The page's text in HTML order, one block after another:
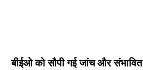
बीईओ को सौपी गई जांच और संभावित